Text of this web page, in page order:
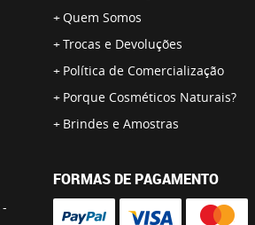
Quem Somos
Trocas e Devoluções
Política de Comercialização
Porque Cosméticos Naturais?
Brindes e Amostras
-
FORMAS DE PAGAMENTO